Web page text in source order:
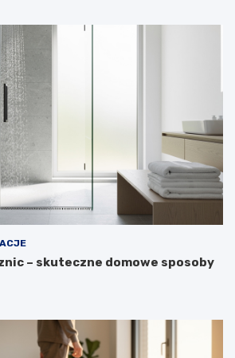
– skuteczne domowe sposoby